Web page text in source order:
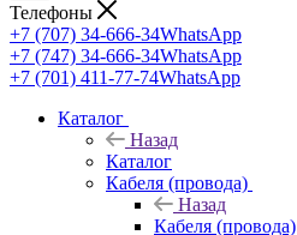
Телефоны
+7 (707) 34-666-34WhatsApp
+7 (747) 34-666-34WhatsApp
+7 (701) 411-77-74WhatsApp
Каталог
Назад
Каталог
Кабеля (провода)
Назад
Кабеля (провода)